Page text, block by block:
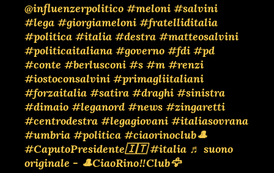
@influenzerpolitico #meloni #salvini
#lega #giorgiameloni #fratelliditalia
#politica #italia #destra #matteosalvini
#politicaitaliana #governo #fdi #pd
#conte #berlusconi #s #m #renzi
#iostoconsalvini #primagliitaliani
#forzaitalia #satira #draghi #sinistra
#dimaio #leganord #news #zingaretti
#centrodestra #legagiovani #italiasovrana
#umbria #politica #ciaorinoclub🎩
#CaputoPresidente🇮🇹 #italia ♬ suono
originale - 🎩CiaoRino‼️Club🦅